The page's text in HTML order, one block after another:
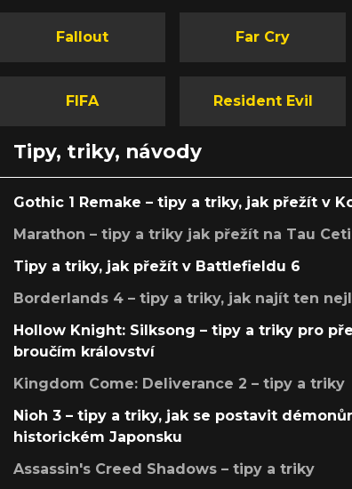
Fallout Far Cry
FIFA Resident Evil
Tipy, triky, návody
Gothic 1 Remake – tipy a triky, jak přežít v
Marathon – tipy a triky jak přežít na Tau
Tipy a triky, jak přežít v Battlefieldu 6
Borderlands 4 – tipy a triky, jak najít ten
Hollow Knight: Silksong – tipy a triky pro
broučím království
Kingdom Come: Deliverance 2 – tipy a triky
Nioh 3 – tipy a triky, jak se postavit
historickém Japonsku
Assassin's Creed Shadows – tipy a triky